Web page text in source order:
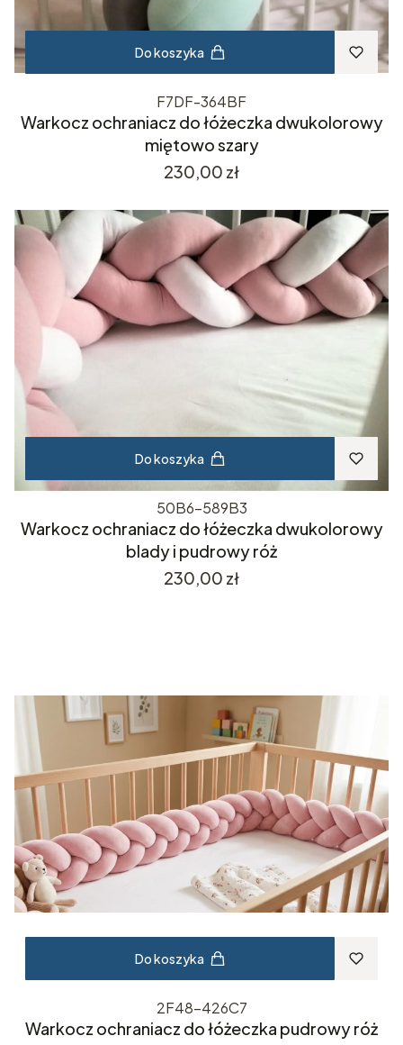
Do koszyka
F7DF-364BF
Warkocz ochraniacz do łóżeczka dwukolorowy
miętowo szary
Cena
230,00 zł
Do koszyka
50B6-589B3
Warkocz ochraniacz do łóżeczka dwukolorowy
blady i pudrowy róż
Cena
230,00 zł
Do koszyka
2F48-426C7
Warkocz ochraniacz do łóżeczka pudrowy róż